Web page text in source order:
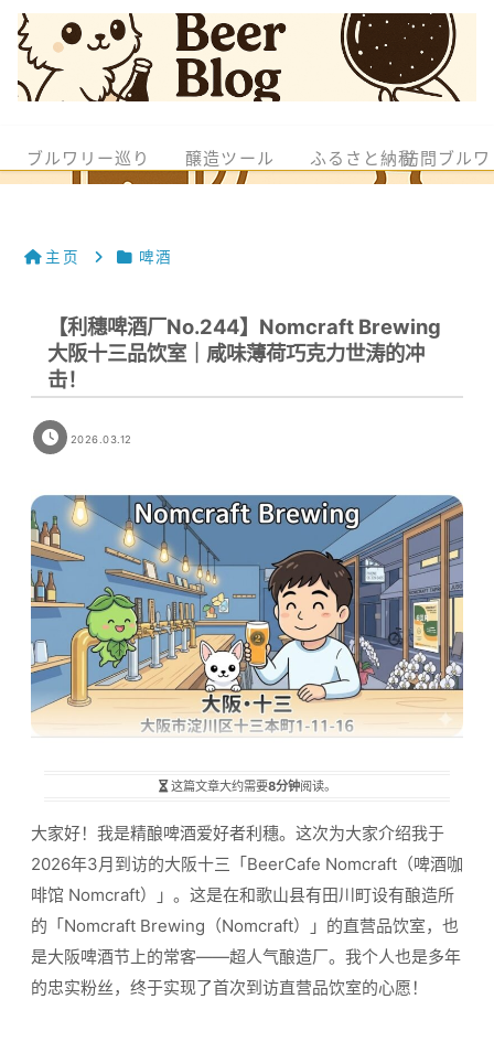
ブルワリー巡り 醸造ツール ふるさと納税訪問ブル
主页 啤酒
【利穗啤酒厂No.244】Nomcraft Brewing
大阪十三品饮室｜咸味薄荷巧克力世涛的冲
击！
2026.03.12
这篇文章大约需要8分钟阅读。
大家好！我是精酿啤酒爱好者利穗。这次为大家介绍我于
2026年3月到访的大阪十三「BeerCafe Nomcraft（啤酒咖
啡馆 Nomcraft）」。这是在和歌山县有田川町设有酿造所
的「Nomcraft Brewing（Nomcraft）」的直营品饮室，也
是大阪啤酒节上的常客——超人气酿造厂。我个人也是多年
的忠实粉丝，终于实现了首次到访直营品饮室的心愿！